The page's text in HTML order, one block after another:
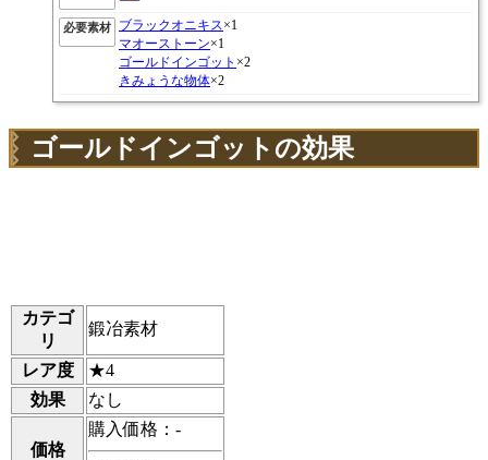
必要素材 ブラックオニキス×1
マオーストーン×1
ゴールドインゴット ×2
きみょうな物体×2
ゴールドインゴットの効果
カテゴ
リ
鍛冶素材
レア度
★4
効果
なし
価格
購入価格：-